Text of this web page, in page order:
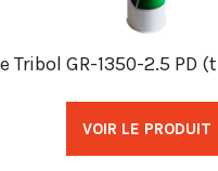
Tribol GR-1350-2.5 PD
VOIR LE PRODUIT